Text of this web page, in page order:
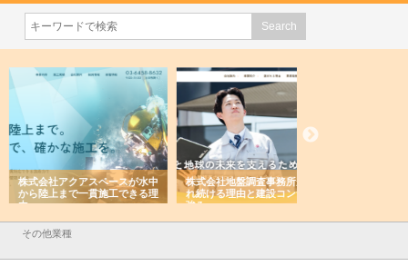
社アクアスペースが水中
上まで一貫施工できる理
株式会社地盤調査事務所が選ば
れ続ける理由と建設コンサルの
強み
その他業種